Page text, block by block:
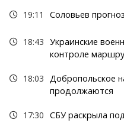
19:11 Соловьев
18:43 Украинские
контроле
18:03 Добропольское
продолжаются
17:30 СБУ раскрыла